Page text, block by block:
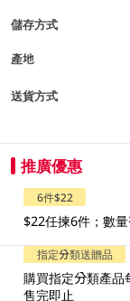
儲存方式
產地
送貨方式
推廣優惠
6件$22
$22任揀6件；數
指定分類送贈品
購買指定分類產品
售完即止